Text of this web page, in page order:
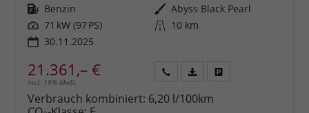
Kraftstoff Benzin Außenfarbe Abyss Black Pearl
Leistung 71 kW (97 PS) Kilometerstand 10 km
30.11.2025
21.361,– €
incl. 19% MwSt.
anfordern
Datei,
Verbrauch kombiniert: 6,20 l/100km